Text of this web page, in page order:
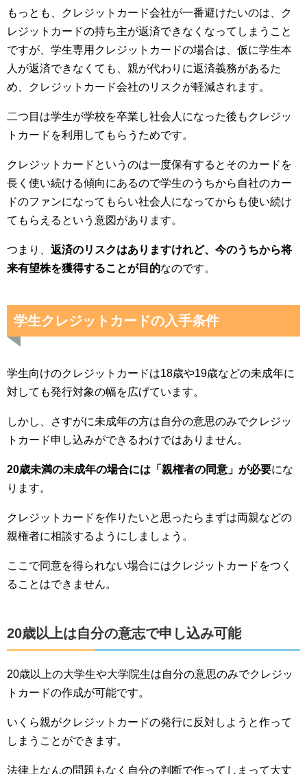
もっとも、クレジットカード会社が一番避けたいのは、ク
レジットカードの持ち主が返済できなくなってしまうこと
ですが、学生専用クレジットカードの場合は、仮に学生本
人が返済できなくても、親が代わりに返済義務があるた
め、クレジットカード会社のリスクが軽減されます。
二つ目は学生が学校を卒業し社会人になった後もクレジッ
トカードを利用してもらうためです。
クレジットカードというのは一度保有するとそのカードを
長く使い続ける傾向にあるので学生のうちから自社のカー
ドのファンになってもらい社会人になってからも使い続け
てもらえるという意図があります。
つまり、 返済のリスクはありますけれど、今のうちから将
来有望株を獲得することが目的なのです。
学生クレジットカードの入手条件
学生向けのクレジットカードは18歳や19歳などの未成年に
対しても発行対象の幅を広げています。
しかし、さすがに未成年の方は自分の意思のみでクレジッ
トカード申し込みができるわけではありません。
20歳未満の未成年の場合には「親権者の同意」が必要にな
ります。
クレジットカードを作りたいと思ったらまずは両親などの
親権者に相談するようにしましょう。
ここで同意を得られない場合にはクレジットカードをつく
ることはできません。
20歳以上は自分の意志で申し込み可能
20歳以上の大学生や大学院生は自分の意思のみでクレジッ
トカードの作成が可能です。
いくら親がクレジットカードの発行に反対しようと作って
しまうことができます。
法律上なんの問題もなく自分の判断で作ってしまって大丈